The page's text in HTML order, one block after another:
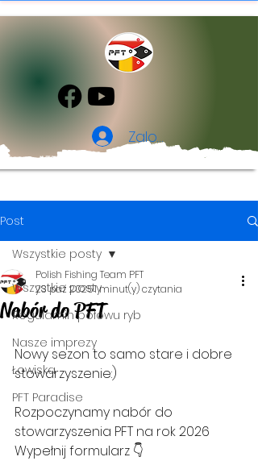
Zaloguj się
Post
Wszystkie posty
Regulamin połowu ryb
Nasze imprezy
Łowiska
PFT Paradise
Wszystkie posty
Nabór do PFT
Polish Fishing Team PFT
23 paź 20251 minut(y) czytania
Nowy sezon to samo stare i dobre
stowarzyszenie:)
Rozpoczynamy nabór do
stowarzyszenia PFT na rok 2026
Wypełnij formularz 👇